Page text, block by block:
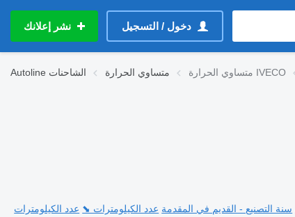
دخول / التسجيل نشر إعلانك
Autoline الشاحنات متساوي الحرارة متساوي الحرارة IVECO
سنة التصنيع - القديم في المقدمة عدد الكيلومترات ⬊ عدد الكيلومترات